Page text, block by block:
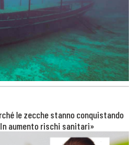
le zecche stanno conquistando
aumento rischi sanitari»